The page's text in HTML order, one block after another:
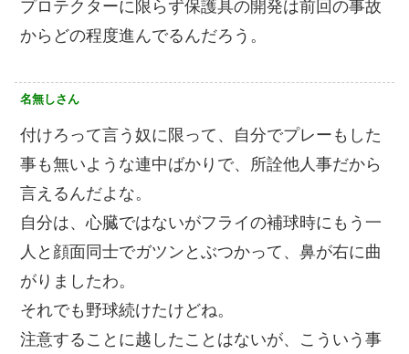
プロテクターに限らず保護具の開発は前回の事故
からどの程度進んでるんだろう。
名無しさん
付けろって言う奴に限って、自分でプレーもした
事も無いような連中ばかりで、所詮他人事だから
言えるんだよな。
自分は、心臓ではないがフライの補球時にもう一
人と顔面同士でガツンとぶつかって、鼻が右に曲
がりましたわ。
それでも野球続けたけどね。
注意することに越したことはないが、こういう事